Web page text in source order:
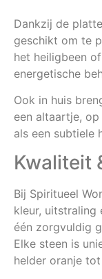
Dankzij de
geschikt om te
het heiligbeen
energetische
Ook in huis
een altaartje,
als een subtiele
Kwaliteit
Bij Spiritueel
kleur, uitstraling
één zorgvuldig
Elke steen is
helder oranje